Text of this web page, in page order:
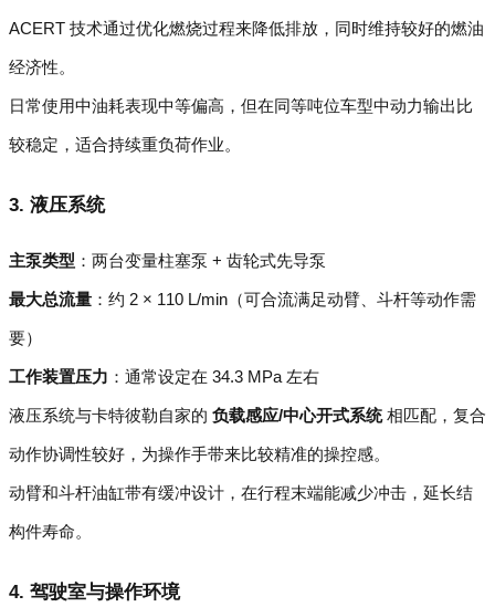
ACERT 技术通过优化燃烧过程来降低排放，同时维持较好的燃油
经济性。
日常使用中油耗表现中等偏高，但在同等吨位车型中动力输出比
较稳定，适合持续重负荷作业。
3. 液压系统
主泵类型 ：两台变量柱塞泵 + 齿轮式先导泵
最大总流量 ：约 2 × 110 L/min（可合流满足动臂、斗杆等动作需
要）
工作装置压力 ：通常设定在 34.3 MPa 左右
液压系统与卡特彼勒自家的 负载感应/中心开式系统相匹配，复合
动作协调性较好，为操作手带来比较精准的操控感。
动臂和斗杆油缸带有缓冲设计，在行程末端能减少冲击，延长结
构件寿命。
4. 驾驶室与操作环境